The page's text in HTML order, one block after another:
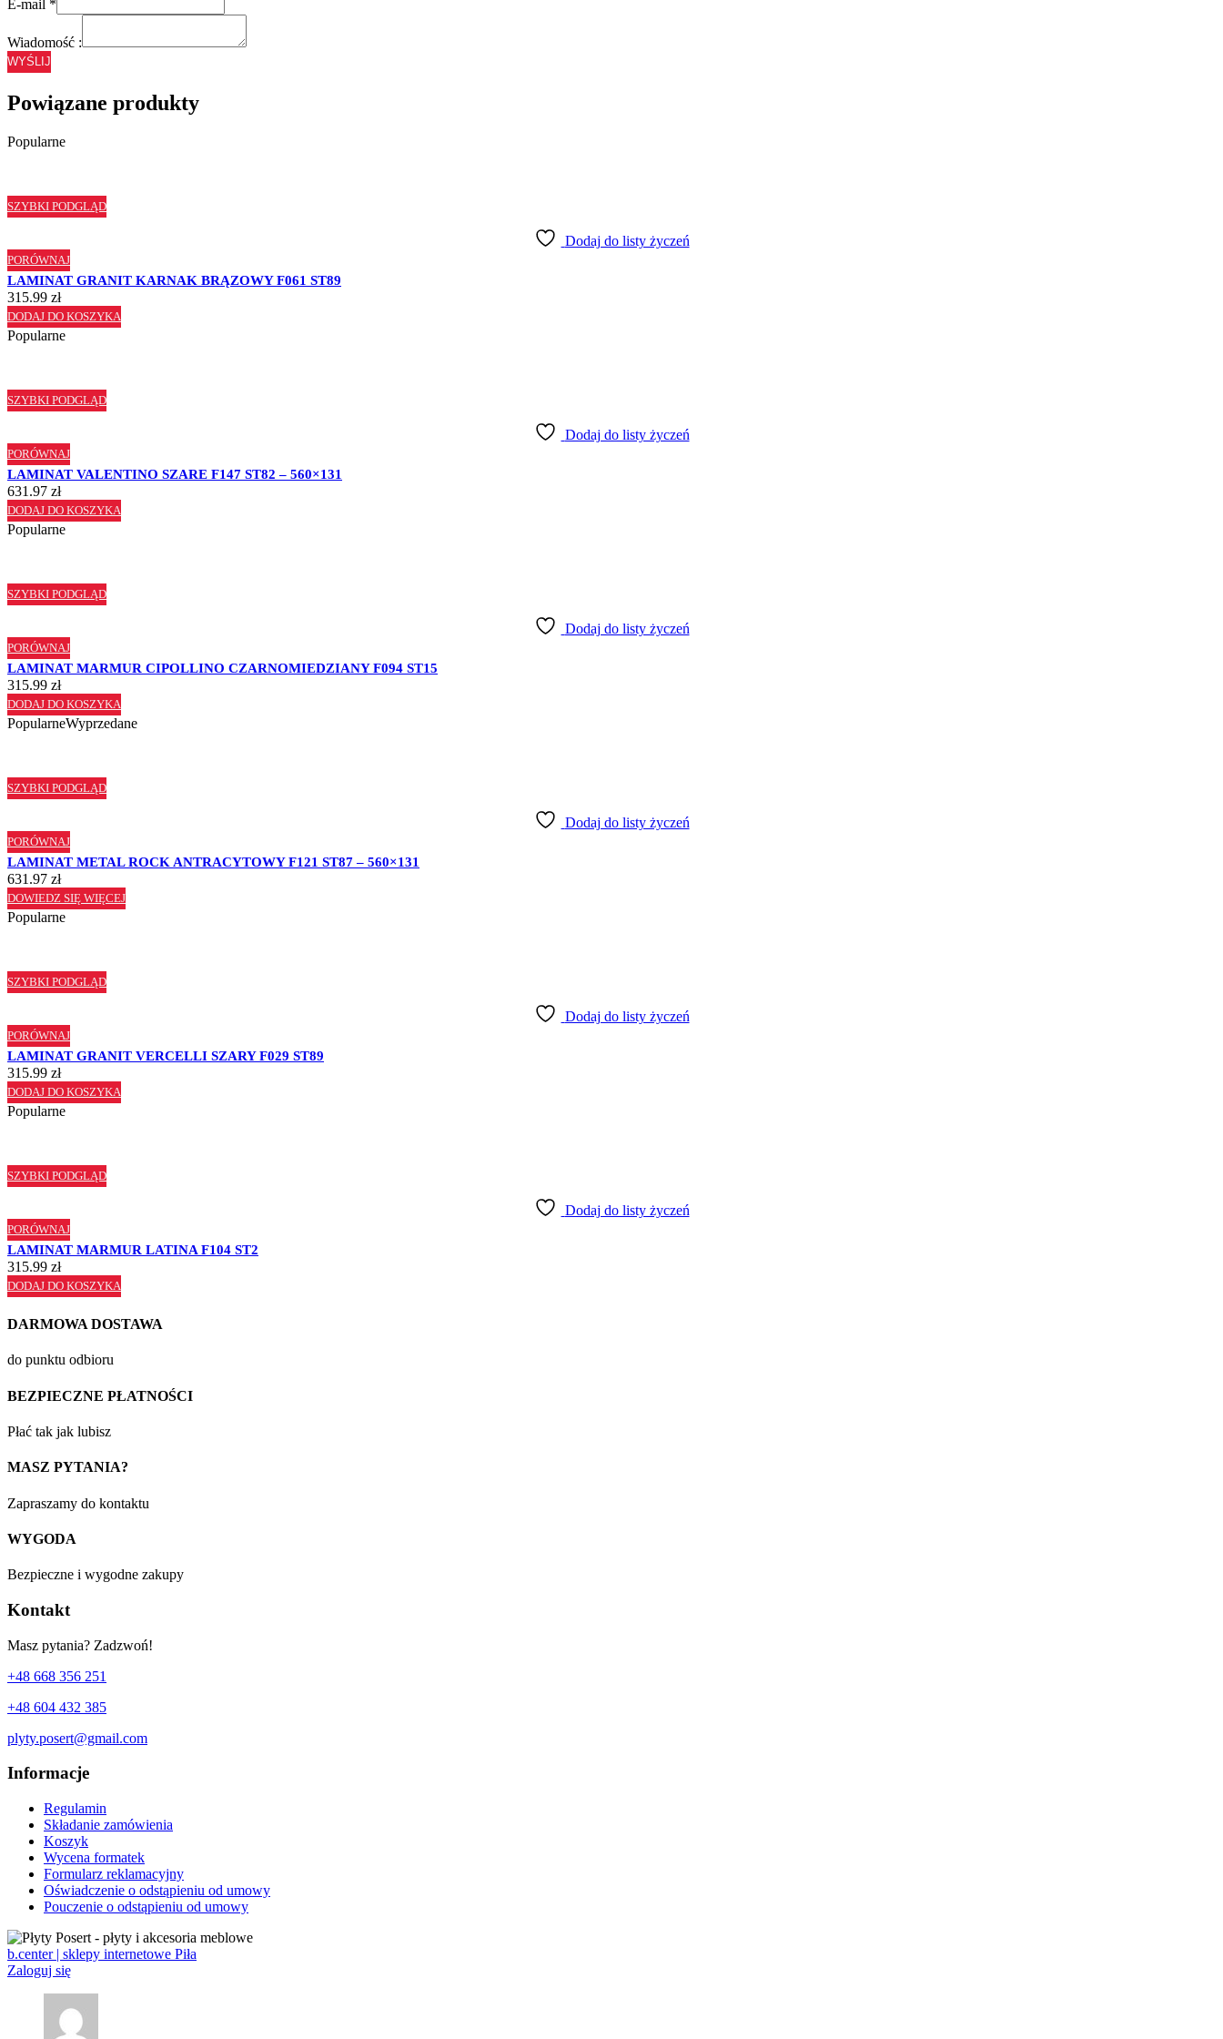
E-mail *
Wiadomość :
WYŚLIJ
Powiązane produkty
Popularne
SZYBKI PODGLĄD
Dodaj do listy życzeń
PORÓWNAJ
LAMINAT GRANIT KARNAK BRĄZOWY F061 ST89
315.99 zł
DODAJ DO KOSZYKA
Popularne
SZYBKI PODGLĄD
Dodaj do listy życzeń
PORÓWNAJ
LAMINAT VALENTINO SZARE F147 ST82 – 560×131
631.97 zł
DODAJ DO KOSZYKA
Popularne
SZYBKI PODGLĄD
Dodaj do listy życzeń
PORÓWNAJ
LAMINAT MARMUR CIPOLLINO CZARNOMIEDZIANY F094 ST15
315.99 zł
DODAJ DO KOSZYKA
PopularneWyprzedane
SZYBKI PODGLĄD
Dodaj do listy życzeń
PORÓWNAJ
LAMINAT METAL ROCK ANTRACYTOWY F121 ST87 – 560×131
631.97 zł
DOWIEDZ SIĘ WIĘCEJ
Popularne
SZYBKI PODGLĄD
Dodaj do listy życzeń
PORÓWNAJ
LAMINAT GRANIT VERCELLI SZARY F029 ST89
315.99 zł
DODAJ DO KOSZYKA
Popularne
SZYBKI PODGLĄD
Dodaj do listy życzeń
PORÓWNAJ
LAMINAT MARMUR LATINA F104 ST2
315.99 zł
DODAJ DO KOSZYKA
DARMOWA DOSTAWA
do punktu odbioru
BEZPIECZNE PŁATNOŚCI
Płać tak jak lubisz
MASZ PYTANIA?
Zapraszamy do kontaktu
WYGODA
Bezpieczne i wygodne zakupy
Kontakt
Masz pytania? Zadzwoń!
+48 668 356 251
+48 604 432 385
plyty.posert@gmail.com
Informacje
Regulamin
Składanie zamówienia
Koszyk
Wycena formatek
Formularz reklamacyjny
Oświadczenie o odstąpieniu od umowy
Pouczenie o odstąpieniu od umowy
b.center | sklepy internetowe Piła
Zaloguj się